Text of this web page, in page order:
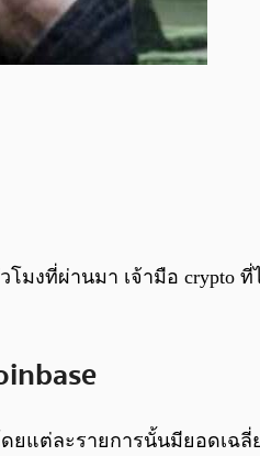
มงที่ผ่านมา เจ้ามือ crypto
แต่ละรายการนั้นมียอดเฉลี่ย